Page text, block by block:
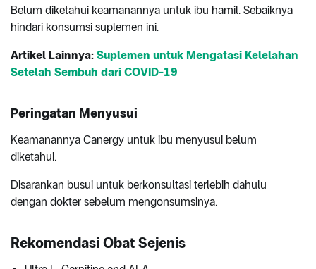
Belum diketahui keamanannya untuk ibu hamil. Sebaiknya
hindari konsumsi suplemen ini.
Artikel Lainnya: Suplemen untuk Mengatasi Kelelahan
Setelah Sembuh dari COVID-19
Peringatan Menyusui
Keamanannya Canergy untuk ibu menyusui belum
diketahui.
Disarankan busui untuk berkonsultasi terlebih dahulu
dengan dokter sebelum mengonsumsinya.
Rekomendasi Obat Sejenis